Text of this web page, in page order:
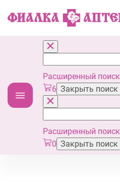
Расширенный поиск
6 Закрыть поиск
Расширенный поиск
0 Закрыть поиск